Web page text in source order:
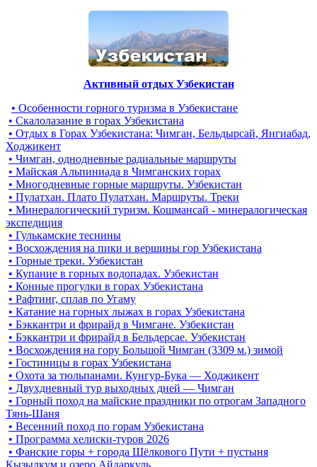
Активный отдых Узбекистан
• Особенности горного туризма в Узбекистане
• Скалолазание в горах Узбекистана
• Отдых в Горах Узбекистана: Чимган, Бельдырсай, Янгиабад,
Ходжикент
• Чимган, однодневные радиальные маршруты
• Майская Альпиниада в Чимганских горах
• Многодневные горные маршруты. Узбекистан
• Пулатхан. Плато Пулатхан. Маршруты. Треки
• Минералогический туризм. Кошмансай - минералогическая
экспедиция
• Гулькамские теснины
• Восхождения на пики и вершины гор Узбекистана
• Горные треки. Узбекистан
• Купание в горных водопадах. Узбекистан
• Конные прогулки в горах Узбекистана
• Рафтинг, сплав по Угаму
• Катание на горных лыжах в горах Узбекистана
• Бэккантри и фрирайд в Чимгане. Узбекистан
• Бэккантри и фрирайд в Бельдерсае. Узбекистан
• Восхождения на гору Большой Чимган (3309 м.) зимой
• Гостиницы в горах Узбекистана
• Охота за тюльпанами. Кунгур-Бука — Ходжикент
• Двухдневный тур выходных дней — Чимган
• Горный поход на майские праздники по отрогам Западного
Тянь-Шаня
• Весенний поход по горам Узбекистана
• Программа хелиски-туров 2026
• Фанские горы + города Шёлкового Пути + пустыня